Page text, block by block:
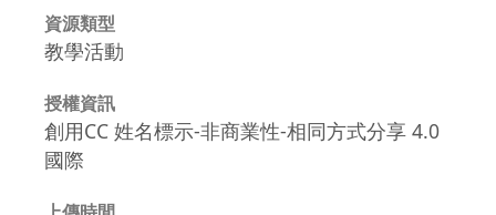
資源類型
教學活動
授權資訊
創用CC 姓名標示-非商業性-相同方式分享 4.0
國際